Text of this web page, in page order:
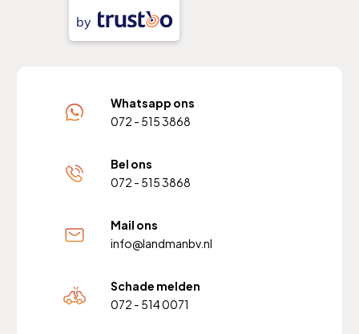
by
Whatsapp ons
072 - 515 3868
Bel ons
072 - 515 3868
Mail ons
info@landmanbv.nl
Schade melden
072 - 514 0071